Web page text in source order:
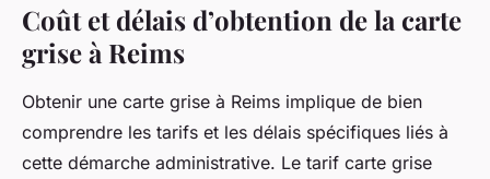
Coût et délais d’obtention de la carte
grise à Reims
Obtenir une carte grise à Reims implique de bien
comprendre les tarifs et les délais spécifiques liés à
cette démarche administrative. Le tarif carte grise